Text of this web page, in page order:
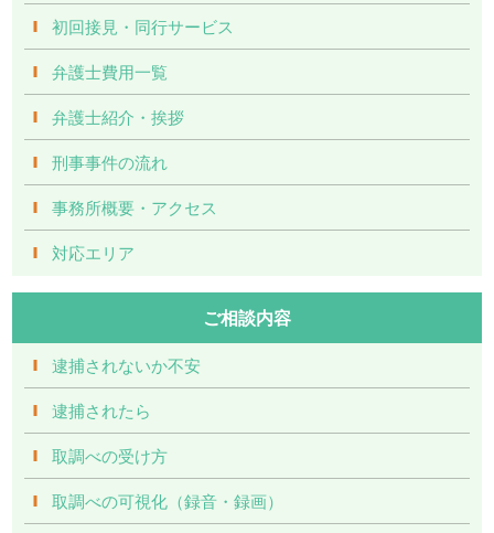
初回接見・同行サービス
弁護士費用一覧
弁護士紹介・挨拶
刑事事件の流れ
事務所概要・アクセス
対応エリア
ご相談内容
逮捕されないか不安
逮捕されたら
取調べの受け方
取調べの可視化（録音・録画）